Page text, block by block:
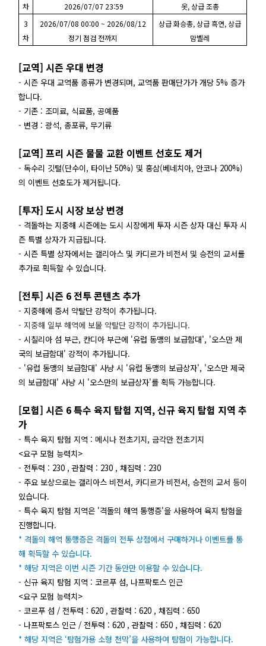
차 2026/07/07 23:59
옷, 상급 조총
3
차
2026/07/08 00:00 ~ 2026/08/12
정기 점검 전까지
상급 화승총, 상급 흑연, 상급
맘벨레
[교역] 시즌 우대 변경
- 시즌 우대 교역품 종류가 변경되며, 교역품 판매단가가 개당 5% 증가
합니다.
- 기존 : 조미료, 식료품, 공예품
- 변경 : 광석, 총포류, 무기류
[교역] 프리 시즌 물물 교환 이벤트 선호도 제거
- 독수리 깃털(단수이, 타이난 50%) 및 홍삼(베네치아, 안코나 200%)
의 이벤트 선호도가 제거됩니다.
[투자] 도시 시장 보상 변경
- 격돌하는 지중해 시즌에는 도시 시장에게 투자 시즌 상자 대신 투자 시
즌 특별 상자가 지급됩니다.
- 시즌 특별 상자에서는 갤리아스 및 카디르가 비전서 및 승전의 교서를
추가로 획득할 수 있습니다.
[전투] 시즌 6 전투 콘텐츠 추가
- 지중해에 증서 약탈단 강적이 추가됩니다.
- 지중해 일부 해역에 보물 약탈단 강적이 추가됩니다.
- 시칠리아 섬 부근, 칸디아 부근에 '유럽 동맹의 보급함대', '오스만 제
국의 보급함대' 강적이 추가됩니다.
- '유럽 동맹의 보급함대' 사냥 시 '유럽 동맹의 보급상자', '오스만 제국
의 보급함대' 사냥 시 '오스만의 보급상자'를 획득 가능합니다.
[모험] 시즌 6 특수 육지 탐험 지역, 신규 육지 탐험 지역 추
가
- 특수 육지 탐험 지역 : 메시나 전초기지, 금각만 전초기지
<요구 모험 능력치>
- 전투력 : 230 , 관찰력 : 230 , 채집력 : 230
- 주요 보상으로는 갤리아스 비전서, 카디르가 비전서, 승전의 교서 등이
있습니다.
- 특수 육지 탐험 지역은 '격돌의 해역 통행증'을 사용하여 육지 탐험을
진행합니다.
* 격돌의 해역 통행증은 격돌의 전투 상점에서 구매하거나 이벤트를 통
해 획득할 수 있습니다.
* 해당 지역은 이번 시즌 기간 동안만 이용할 수 있습니다.
- 신규 육지 탐험 지역 : 코르푸 섬, 나프팍토스 인근
<요구 모험 능력치>
- 코르푸 섬 / 전투력 : 620 , 관찰력 : 620 , 채집력 : 650
- 나프팍토스 인근 / 전투력 : 620 , 관찰력 : 650 , 채집력 : 620
* 해당 지역은 ‘탐험가용 소형 천막’을 사용하여 탐험이 가능합니다.